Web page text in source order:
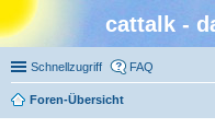
cattalk -
Schnellzugriff FAQ
Foren-Übersicht